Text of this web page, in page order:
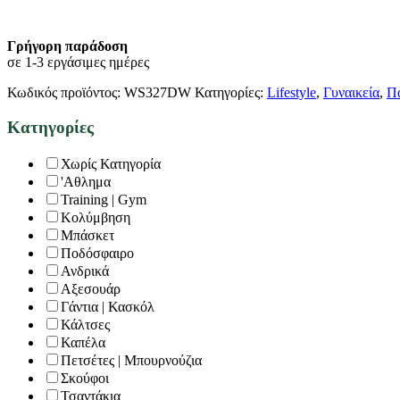
Γρήγορη παράδοση
σε 1-3 εργάσιμες ημέρες
Κωδικός προϊόντος: WS327DW Κατηγορίες: Lifestyle, Γυναικεία,
Κατηγορίες
Χωρίς Κατηγορία
'Αθλημα
Training | Gym
Κολύμβηση
Μπάσκετ
Ποδόσφαιρο
Ανδρικά
Αξεσουάρ
Γάντια | Κασκόλ
Κάλτσες
Καπέλα
Πετσέτες | Μπουρνούζια
Σκούφοι
Τσαντάκια